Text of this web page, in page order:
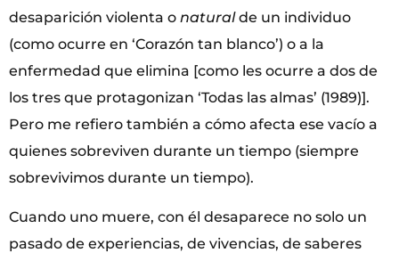
desaparición violenta o naturalde un individuo
(como ocurre en ‘Corazón tan blanco’) o a la
enfermedad que elimina [como les ocurre a dos de
los tres que protagonizan ‘Todas las almas’ (1989)].
Pero me refiero también a cómo afecta ese vacío a
quienes sobreviven durante un tiempo (siempre
sobrevivimos durante un tiempo).
Cuando uno muere, con él desaparece no solo un
pasado de experiencias, de vivencias, de saberes